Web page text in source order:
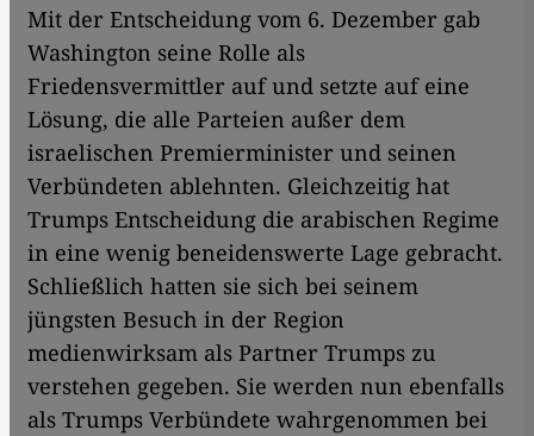
Mit der Entscheidung vom 6. Dezember gab
Washington seine Rolle als
Friedensvermittler auf und setzte auf eine
Lösung, die alle Parteien außer dem
israelischen Premierminister und seinen
Verbündeten ablehnten. Gleichzeitig hat
Trumps Entscheidung die arabischen Regime
in eine wenig beneidenswerte Lage gebracht.
Schließlich hatten sie sich bei seinem
jüngsten Besuch in der Region
medienwirksam als Partner Trumps zu
verstehen gegeben. Sie werden nun ebenfalls
als Trumps Verbündete wahrgenommen bei